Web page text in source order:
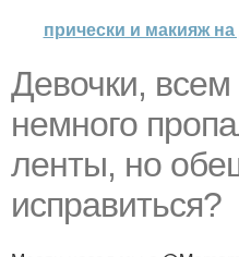
прически и макияж
Девочки, всем
немного
ленты, но
исправиться?